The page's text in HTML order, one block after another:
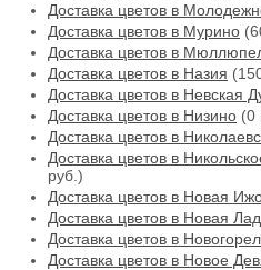
Доставка цветов в
Доставка цветов в Мурино
Доставка цветов в
Доставка цветов в Назия
Доставка цветов в Невская
Доставка цветов в Низино (0
Доставка цветов в
Доставка цветов в
руб.)
Доставка цветов в Новая
Доставка цветов в Новая
Доставка цветов в
Доставка цветов в Новое